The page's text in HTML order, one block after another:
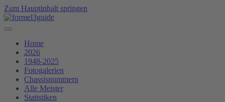
Zum Hauptinhalt springen
Home
2026
1948-2025
Fotogalerien
Chassisnummern
Alle Meister
Statistiken